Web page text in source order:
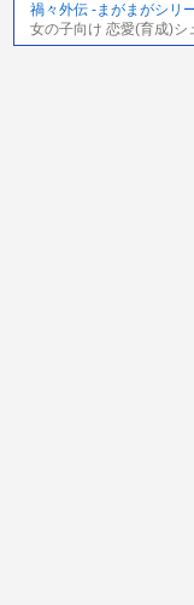
禍々外伝 -まがまがシリ
女の子向け 恋愛(育成)